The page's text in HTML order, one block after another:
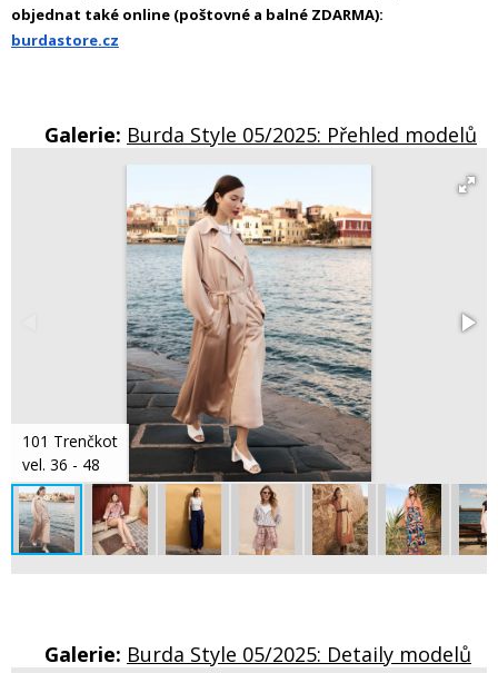
objednat také online (poštovné a balné ZDARMA):
burdastore.cz
Galerie: Burda Style 05/2025: Přehled modelů
101 Trenčkot
vel. 36 - 48
Galerie: Burda Style 05/2025: Detaily modelů